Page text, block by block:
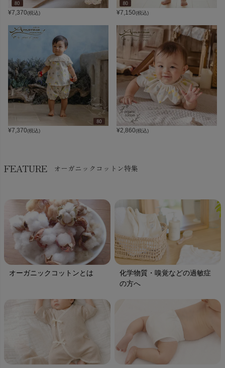
¥7,370(税込) ¥7,150(税込)
¥7,370(税込) ¥2,860(税込)
FEATURE オーガニックコットン特集
オーガニックコットンとは
化学物質・嗅覚などの過敏症
の方へ